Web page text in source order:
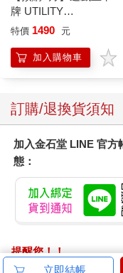
牌 UTILITY
SELECTION UT-01 補
日文版（一盒）
特價 1490 元
加入購物車
訂購/退換貨須知
加入金石堂 LINE 官方
態：
提醒您！！
金石堂及銀行均不會
立即結帳